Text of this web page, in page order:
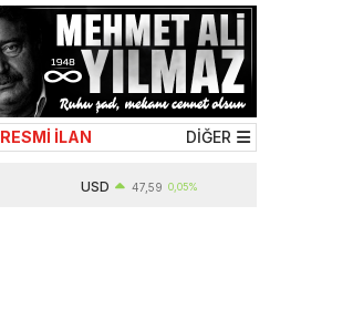
RESMİ İLAN DİĞER
47,59 0,05%